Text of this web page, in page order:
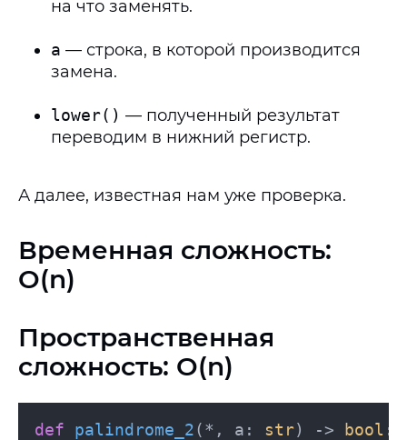
на что заменять.
a — строка, в которой производится
замена.
lower() — полученный результат
переводим в нижний регистр.
А далее, известная нам уже проверка.
Временная сложность:
O(n)
Пространственная
сложность: O(n)
def palindrome_2(*, a: str) -> bool :